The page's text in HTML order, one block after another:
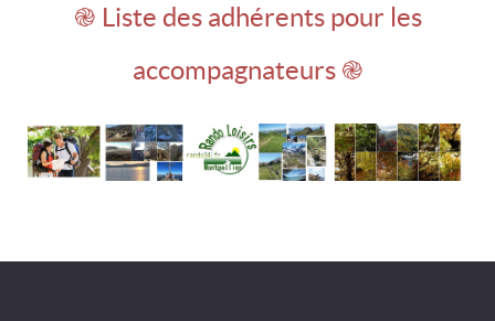
֎ Liste des adhérents pour les
accompagnateurs ֎